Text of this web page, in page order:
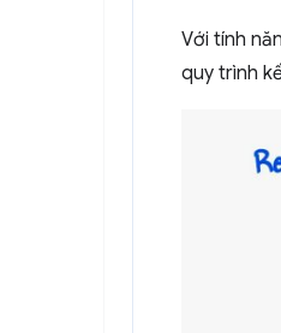
Với tính
quy trình